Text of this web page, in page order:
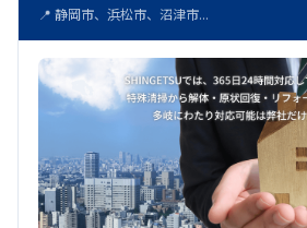
📍 静岡市、浜松市、沼津市...